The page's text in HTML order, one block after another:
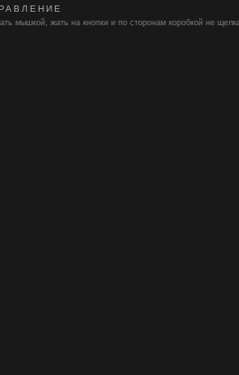
мышкой, жать на кнопки и по сторонам коробкой не